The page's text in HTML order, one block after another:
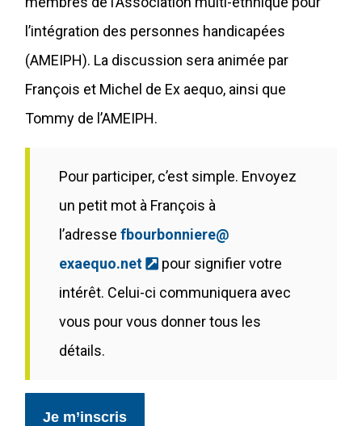
l’intégration des personnes handicapées
(AMEIPH). La discussion sera animée par
François et Michel de Ex aequo, ainsi que
Tommy de l’AMEIPH.
Pour participer, c’est simple. Envoyez
un petit mot à François à
l’adresse fbourbonniere@
exaequo.net
(Ce lien s'ouvrira dans une
pour signifier votre
intérêt. Celui-ci communiquera avec
vous pour vous donner tous les
détails.
Je m’inscris